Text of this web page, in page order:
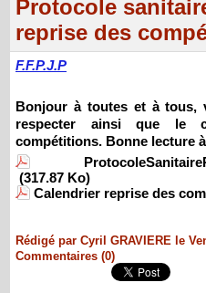
Protocole
reprise des
F.F.P.J.P
Bonjour à toutes et à tous,
respecter ainsi que le
compétitions. Bonne lecture
(317.87 Ko)
Calendrier reprise des
Rédigé par Cyril GRAVIERE le
Commentaires (0)